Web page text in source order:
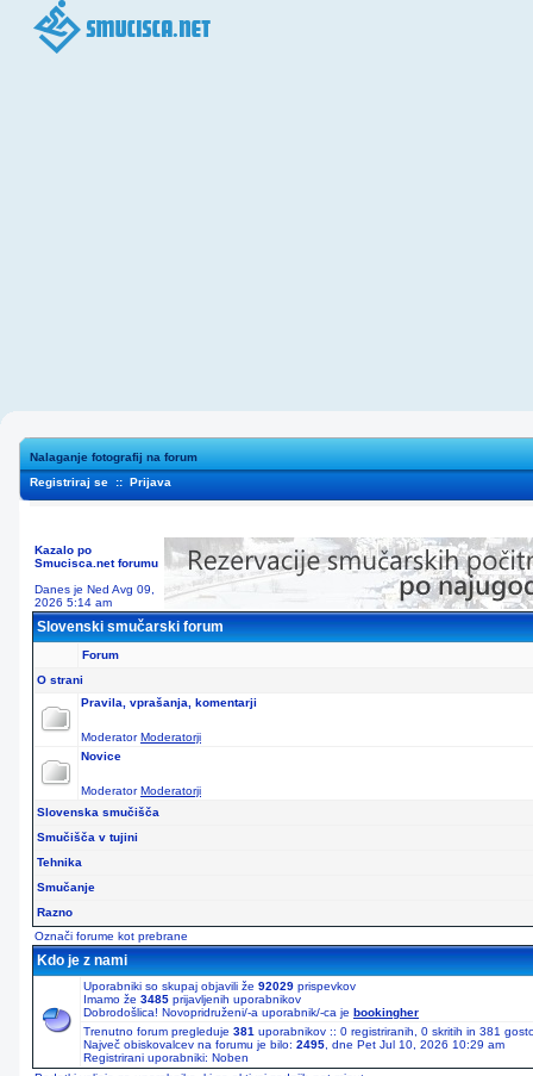
Nalaganje fotografij na forum
Registriraj se :: Prijava
Kazalo po
Smucisca.net forumu
Danes je Ned Avg 09,
2026 5:14 am
Slovenski smučarski forum
Forum
O strani
Pravila, vprašanja, komentarji
ModeratorModeratorji
Novice
ModeratorModeratorji
Slovenska smučišča
Smučišča v tujini
Tehnika
Smučanje
Razno
Označi forume kot prebrane
Kdo je z nami
Uporabniki so skupaj objavili že 92029 prispevkov
Imamo že 3485 prijavljenih uporabnikov
Dobrodošlica! Novopridruženi/-a uporabnik/-ca je bookingher
Trenutno forum pregleduje 381 uporabnikov :: 0 registriranih, 0 skritih in 381
Največ obiskovalcev na forumu je bilo: 2495 , dne Pet Jul 10, 2026 10:29 am
Registrirani uporabniki: Noben